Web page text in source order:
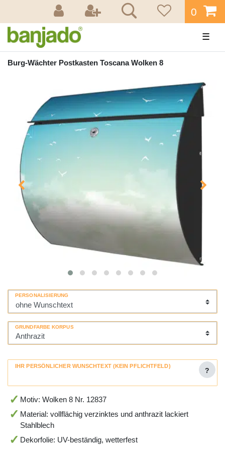
0
☰
Burg-Wächter Postkasten Toscana Wolken 8
PERSONALISIERUNG
GRUNDFARBE KORPUS
IHR PERSÖNLICHER WUNSCHTEXT (KEIN PFLICHTFELD)
?
Motiv: Wolken 8 Nr. 12837
Material: vollflächig verzinktes und anthrazit lackiert
Stahlblech
Dekorfolie: UV-beständig, wetterfest